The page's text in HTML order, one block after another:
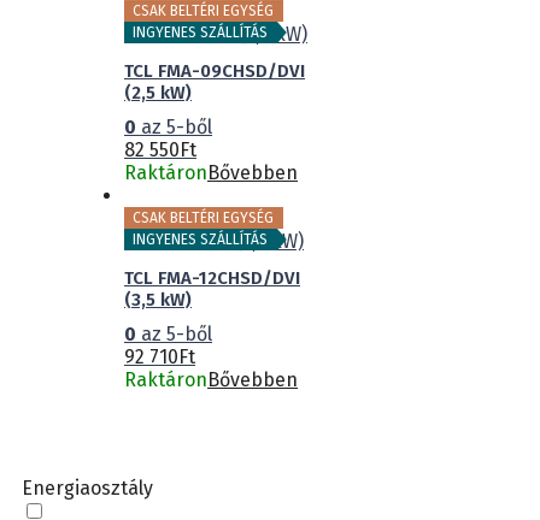
CSAK BELTÉRI EGYSÉG
INGYENES SZÁLLÍTÁS
TCL FMA-09CHSD/DVI
(2,5 kW)
0 az 5-ből
82 550Ft
RaktáronBővebben
CSAK BELTÉRI EGYSÉG
INGYENES SZÁLLÍTÁS
TCL FMA-12CHSD/DVI
(3,5 kW)
0 az 5-ből
92 710 Ft
Raktáron Bővebben
Energiaosztály